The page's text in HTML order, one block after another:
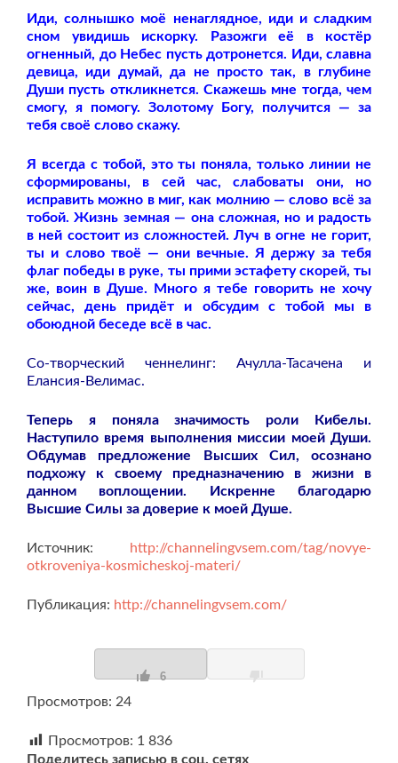
Иди, солнышко моё ненаглядное, иди и сладким
сном увидишь искорку. Разожги её в костёр
огненный, до Небес пусть дотронется. Иди, славна
девица, иди думай, да не просто так, в глубине
Души пусть откликнется. Скажешь мне тогда, чем
смогу, я помогу. Золотому Богу, получится — за
тебя своё слово скажу.
Я всегда с тобой, это ты поняла, только линии не
сформированы, в сей час, слабоваты они, но
исправить можно в миг, как молнию — слово всё за
тобой. Жизнь земная — она сложная, но и радость
в ней состоит из сложностей. Луч в огне не горит,
ты и слово твоё — они вечные. Я держу за тебя
флаг победы в руке, ты прими эстафету скорей, ты
же, воин в Душе. Много я тебе говорить не хочу
сейчас, день придёт и обсудим с тобой мы в
обоюдной беседе всё в час.
Со-творческий ченнелинг: Ачулла-Тасачена и
Елансия-Велимас.
Теперь я поняла значимость роли Кибелы.
Наступило время выполнения миссии моей Души.
Обдумав предложение Высших Сил, осознано
подхожу к своему предназначению в жизни в
данном воплощении. Искренне благодарю
Высшие Силы за доверие к моей Душе.
Источник: http://channelingvsem.com/tag/novye-
otkroveniya-kosmicheskoj-materi/
Публикация: http://channelingvsem.com/
6
Просмотров: 24
Просмотров: 1 836
Поделитесь записью в соц. сетях